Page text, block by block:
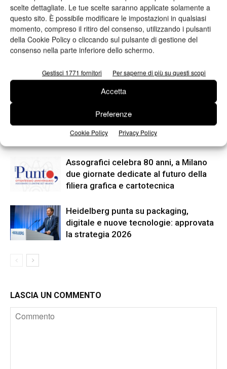
scelte dettagliate. Le tue scelte saranno applicate solamente a
questo sito. È possibile modificare le impostazioni in qualsiasi
momento, compreso il ritiro del consenso, utilizzando i pulsanti
della Cookie Policy o cliccando sul pulsante di gestione del
consenso nella parte inferiore dello schermo.
Gestisci 1771 fornitori Per saperne di più su questi scopi
Accetta
Preferenze
Cookie Policy Privacy Policy
Articolo precedente
Epson entra a far parte di CSR
Europe
Prossimo articolo
Fujifilm aggiunge il software
tilia Griffin alla suite XMF
ALTRO DALL'AUTORE
Viscom 2026 cambia volto: debutta il
nuovo format Exhibition & Conference
Assografici celebra 80 anni, a Milano
due giornate dedicate al futuro della
filiera grafica e cartotecnica
Heidelberg punta su packaging,
digitale e nuove tecnologie: approvata
la strategia 2026
LASCIA UN COMMENTO